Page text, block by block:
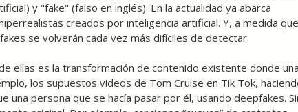
y "fake" (falso en inglés). En la actualidad ya abarca
creados por inteligencia artificial. Y, a medida que
se volverán cada vez más difíciles de detectar.
ellas es la transformación de contenido existente donde
los supuestos videos de Tom Cruise en Tik Tok,
una persona que se hacía pasar por él, usando deepfakes.